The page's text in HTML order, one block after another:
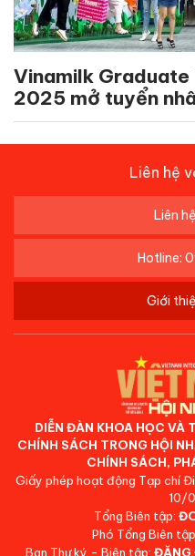
Vinamilk
2025 mở tuyển
Liên hệ
Liên
Hotline:
Giới
DIỄN ĐÀN KHOA HỌC VÀ
CHÍNH SÁCH TRONG HỘI
CHÍNH SÁCH,
Giấy phép hoạt động Tạp chí
10/
Tổng Biên tập:
Phó Tổng Biên
Ban Thư ký - Biên tập: ĐẶNG